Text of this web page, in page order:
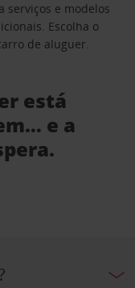
serviços e modelos
Escolha o
de aluguer.
está
e a